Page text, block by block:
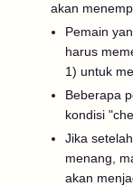
akan
Pemain
harus
1) untuk
Beberapa
kondisi
Jika
menang,
akan